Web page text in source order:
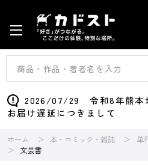
2026/07/29 令和8年熊本
お届け遅延につきまして
ホーム 本・コミック・雑誌 単
文芸書